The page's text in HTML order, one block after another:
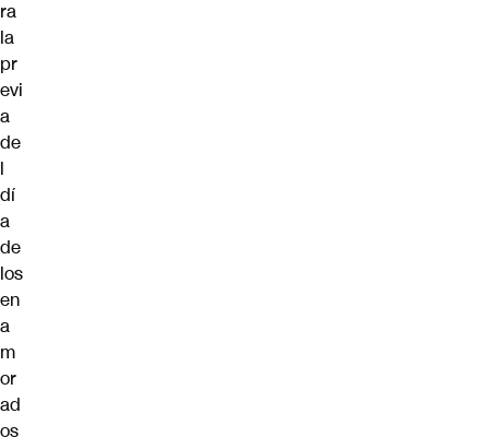
ra
la
pr
evi
a
de
l
dí
a
de
los
en
a
m
or
ad
os